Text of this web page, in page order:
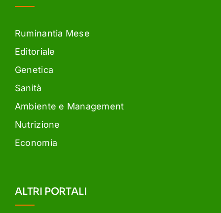
Ruminantia Mese
Editoriale
Genetica
Sanità
Ambiente e Management
Nutrizione
Economia
ALTRI PORTALI